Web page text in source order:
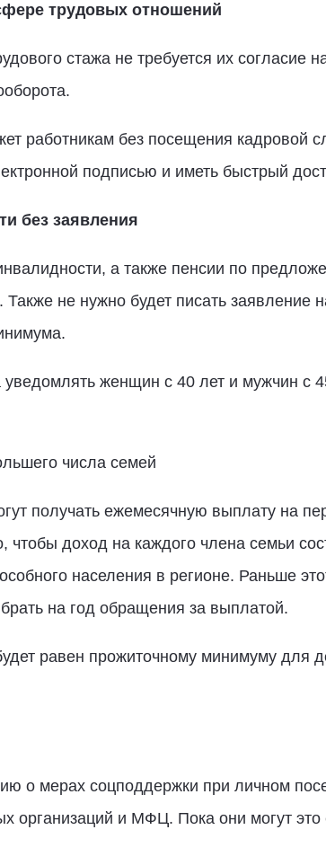
трудовых отношений
стажа не требуется их согласие
работникам без посещения кадровой
подписью и иметь быстрый
без заявления
а также пенсии по
Также не нужно будет писать заявление
женщин с 40 лет и мужчин с
числа семей
получать ежемесячную выплату на
чтобы доход на каждого члена семьи
населения в регионе. Раньше
на год обращения за выплатой.
равен прожиточному минимуму для
о мерах соцподдержки при личном
организаций и МФЦ. Пока они могут это